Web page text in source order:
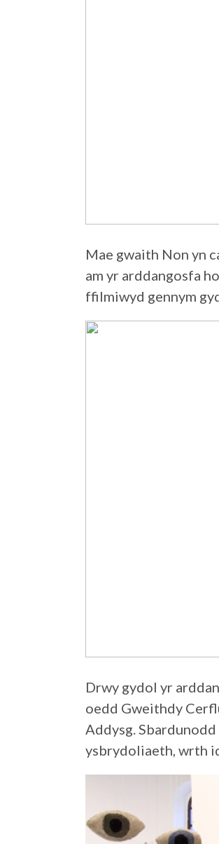
Mae gwaith Non yn
am yr arddangosfa
ffilmiwyd gennym
Drwy gydol yr
oedd Gweithdy
Addysg.
ysbrydoliaeth, wrth